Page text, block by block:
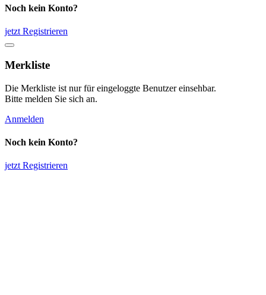
Noch kein Konto?
jetzt Registrieren
Merkliste
Die Merkliste ist nur für eingeloggte Benutzer einsehbar.
Bitte melden Sie sich an.
Anmelden
Noch kein Konto?
jetzt Registrieren